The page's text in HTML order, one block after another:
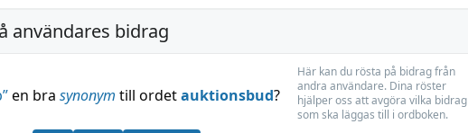
användares bidrag
”en bra synonym till ordetauktionsbud?
Här kan du rösta på bidrag från
andra användare. Dina röster
hjälper oss att avgöra vilka bidrag
som ska läggas till i ordboken.